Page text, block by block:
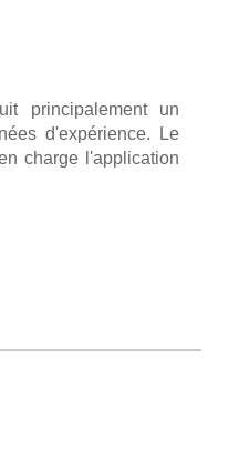
principalement un
d'expérience. Le
charge l'application